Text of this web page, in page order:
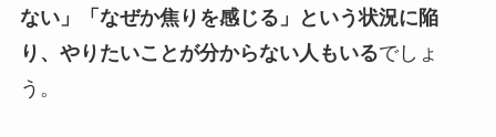
ない」「なぜか焦りを感じる」という状況に陥
り、やりたいことが分からない人もいるでしょ
う。